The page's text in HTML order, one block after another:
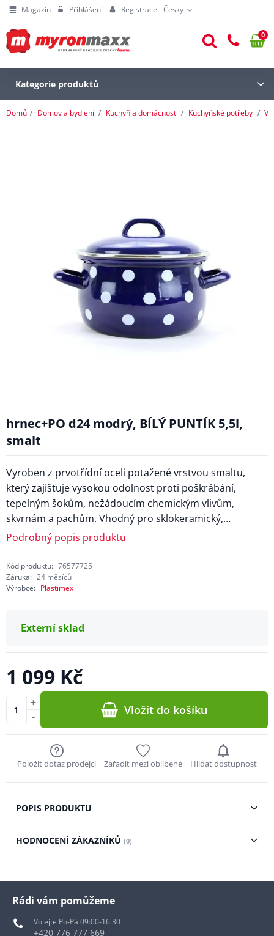
Magazín Přihlášení Registrace Česky
0
Kategorie produktů
Domů Domov a bydlení Kuchyň a domácnost Kuchyňské potřeby
hrnec+PO d24 modrý, BÍLÝ PUNTÍK 5,5l,
smalt
Vyroben z prvotřídní oceli potažené vrstvou smaltu,
který zajišťuje vysokou odolnost proti poškrábání,
tepelným šokům, nežádoucím chemickým vlivům,
skvrnám a pachům. Vhodný pro sklokeramický,…
Podrobný popis produktu
Kód produktu: 76577725
Záruka: 24 měsíců
Výrobce: Plastimex
Externí sklad
1 099 Kč
-
+ Vložit do košíku
Položit dotaz prodejci Zařadit mezi oblíbené Hlídat dostupnost
POPIS PRODUKTU
HODNOCENÍ ZÁKAZNÍKŮ (0)
Rádi vám pomůžeme
Volejte Po-Pá 09:00-16:30
+420 776 777 669